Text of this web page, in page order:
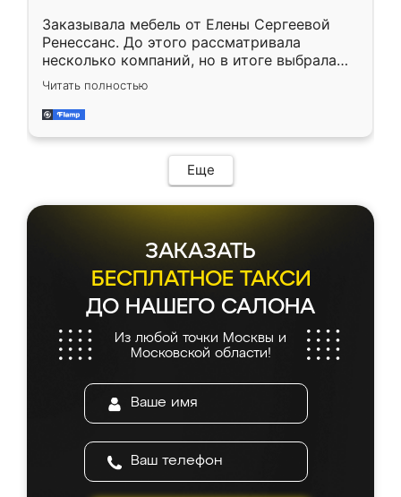
Заказывала мебель от Елены Сергеевой
Ренессанс. До этого рассматривала
несколько компаний, но в итоге выбрала
эту. Сначала обговорили условия, потом
приехал замерщик, всё спокойно объяснил
и снял размеры. Изготовили в срок, с
мебель сразу встала на свое место без
каких-либо доработок. Качеством осталась
довольна, все выглядит так, как и ожидала.
Читать полностью
Еще
ЗАКАЗАТЬ
БЕСПЛАТНОЕ ТАКСИ
ДО НАШЕГО САЛОНА
Из любой точки Москвы и
Московской области!